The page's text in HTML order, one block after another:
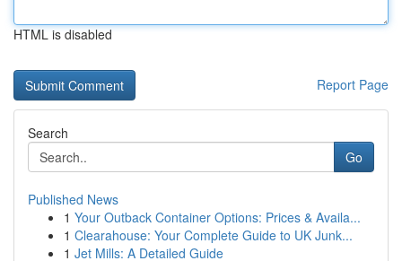
HTML is disabled
Report Page
Search
Go
Published News
1 Your Outback Container Options: Prices & Availa...
1 Clearahouse: Your Complete Guide to UK Junk...
1 Jet Mills: A Detailed Guide